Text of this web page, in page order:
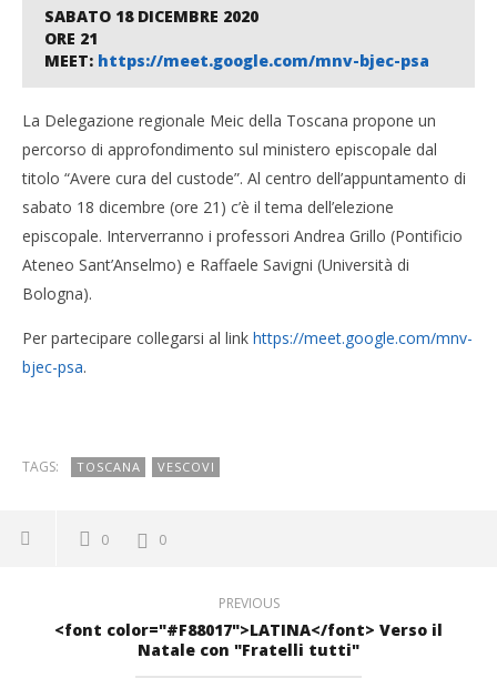
SABATO 18 DICEMBRE 2020
ORE 21
MEET: https://meet.google.com/mnv-bjec-psa
La Delegazione regionale Meic della Toscana propone un
percorso di approfondimento sul ministero episcopale dal
titolo “Avere cura del custode”. Al centro dell’appuntamento di
sabato 18 dicembre (ore 21) c’è il tema dell’elezione
episcopale. Interverranno i professori Andrea Grillo (Pontificio
Ateneo Sant’Anselmo) e Raffaele Savigni (Università di
Bologna).
Per partecipare collegarsi al link https://meet.google.com/mnv-
bjec-psa.
TAGS: TOSCANA VESCOVI
0 0
PREVIOUS
<font color="#F88017">LATINA</font> Verso il
Natale con "Fratelli tutti"